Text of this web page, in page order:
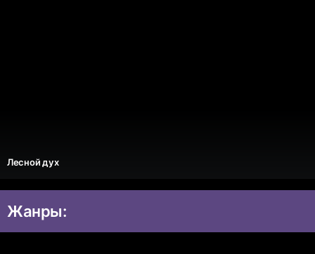
Лесной дух
Жанры: